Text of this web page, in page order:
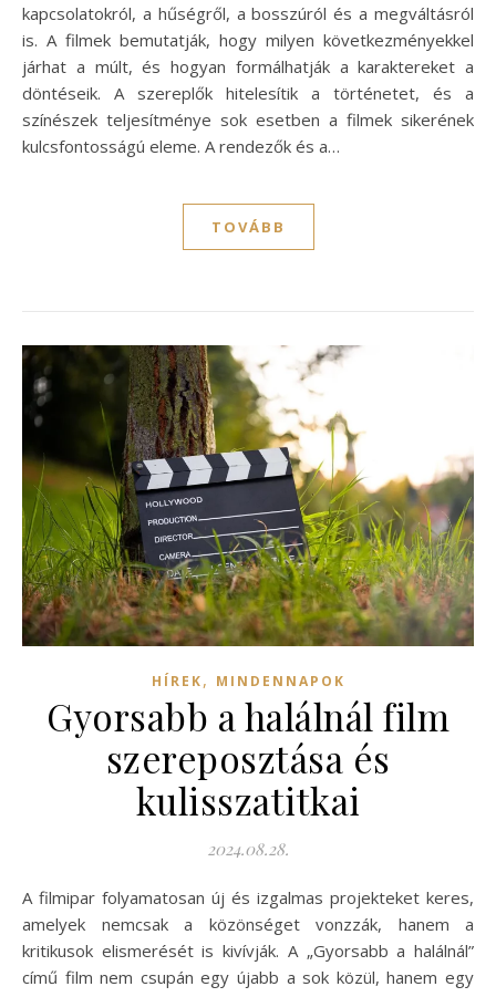
kapcsolatokról, a hűségről, a bosszúról és a megváltásról
is. A filmek bemutatják, hogy milyen következményekkel
járhat a múlt, és hogyan formálhatják a karaktereket a
döntéseik. A szereplők hitelesítik a történetet, és a
színészek teljesítménye sok esetben a filmek sikerének
kulcsfontosságú eleme. A rendezők és a…
TOVÁBB
HÍREK, MINDENNAPOK
Gyorsabb a halálnál film
szereposztása és
kulisszatitkai
2024.08.28.
A filmipar folyamatosan új és izgalmas projekteket keres,
amelyek nemcsak a közönséget vonzzák, hanem a
kritikusok elismerését is kivívják. A „Gyorsabb a halálnál”
című film nem csupán egy újabb a sok közül, hanem egy